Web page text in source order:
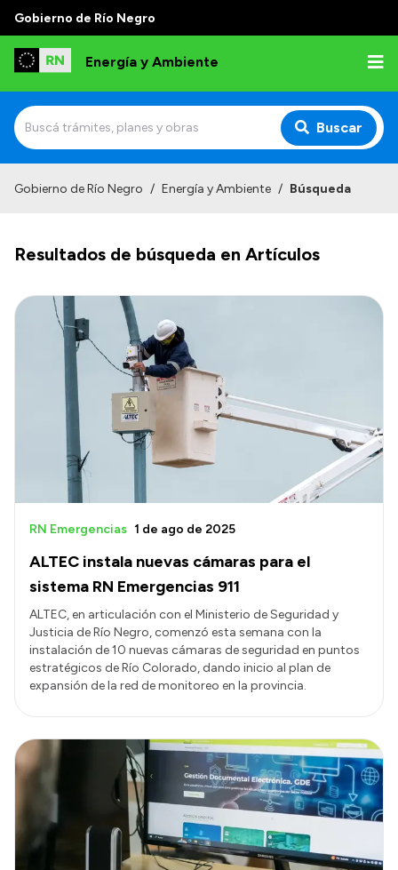
Gobierno de Río Negro
Energía y Ambiente
Buscar
Misión
Autoridades
Normativa
Reportes
Transparencia
Presupuesto
Boletín Oficial
Compras y licitaciones
Consulta de pago a proveedores
Convocatorias
Intranet
Login
Gobierno de Río Negro / Energía y Ambiente / Búsqueda
Resultados de búsqueda en Artículos
ALTEC instala nuevas cámaras para el
sistema RN Emergencias 911
RN Emergencias 1 de ago de 2025
ALTEC, en articulación con el Ministerio de Seguridad y
Justicia de Río Negro, comenzó esta semana con la
instalación de 10 nuevas cámaras de seguridad en puntos
estratégicos de Río Colorado, dando inicio al plan de
expansión de la red de monitoreo en la provincia.